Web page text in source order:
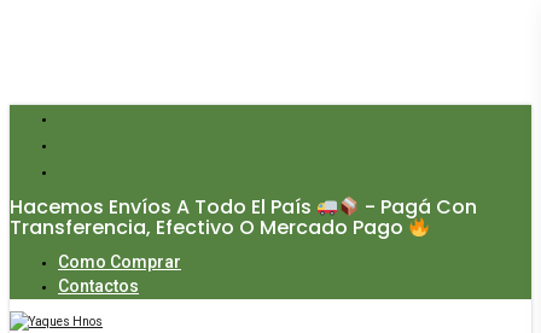
Hacemos Envíos A Todo El País - Pagá Con
Transferencia, Efectivo O Mercado Pago
Como Comprar
Contactos